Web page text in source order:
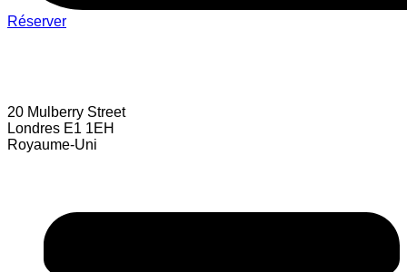
Réserver
20 Mulberry Street
Londres E1 1EH
Royaume-Uni